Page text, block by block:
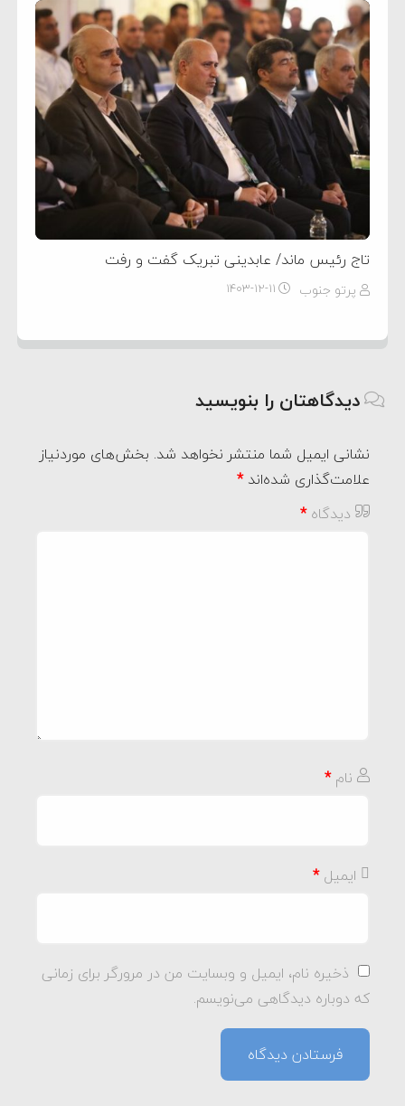
تاج رئیس ماند/ عابدینی تبریک گفت و رفت
پرتو جنوب ۱۴۰۳-۱۲-۱۱
دیدگاهتان را بنویسید
نشانی ایمیل شما منتشر نخواهد شد. بخش‌های موردنیاز
علامت‌گذاری شده‌اند*
دیدگاه*
نام*
ایمیل*
ذخیره نام، ایمیل و وبسایت من در مرورگر برای زمانی
که دوباره دیدگاهی می‌نویسم.